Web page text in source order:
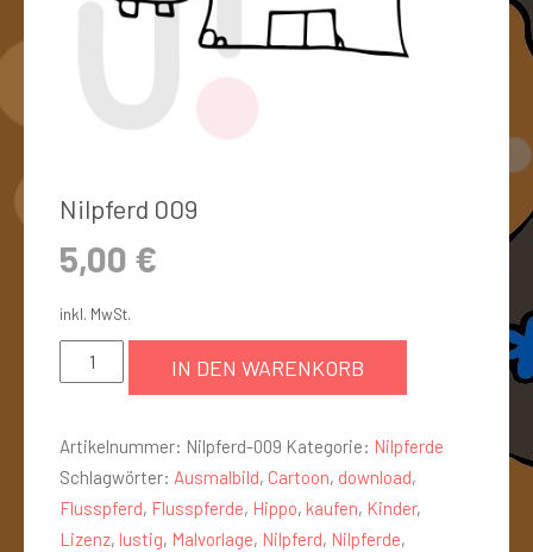
Nilpferd 009
5,00 €
inkl. MwSt.
IN DEN WARENKORB
Artikelnummer: Nilpferd-009 Kategorie: Nilpferde
Schlagwörter: Ausmalbild, Cartoon, download,
Flusspferd, Flusspferde, Hippo, kaufen, Kinder,
Lizenz, lustig, Malvorlage, Nilpferd, Nilpferde,